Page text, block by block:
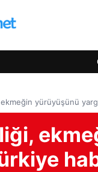
yürüyüşünü